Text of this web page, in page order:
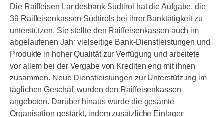
Die Raiffeisen Landesbank Südtirol hat die Aufgabe, die
39 Raiffeisenkassen Südtirols bei ihrer Banktätigkeit zu
unterstützen. Sie stellte den Raiffeisenkassen auch im
abgelaufenen Jahr vielseitige Bank-Dienstleistungen und
Produkte in hoher Qualität zur Verfügung und arbeitete
vor allem bei der Vergabe von Krediten eng mit ihnen
zusammen. Neue Dienstleistungen zur Unterstützung im
täglichen Geschäft wurden den Raiffeisenkassen
angeboten. Darüber hinaus wurde die gesamte
Organisation gestärkt, indem zusätzliche Einlagen